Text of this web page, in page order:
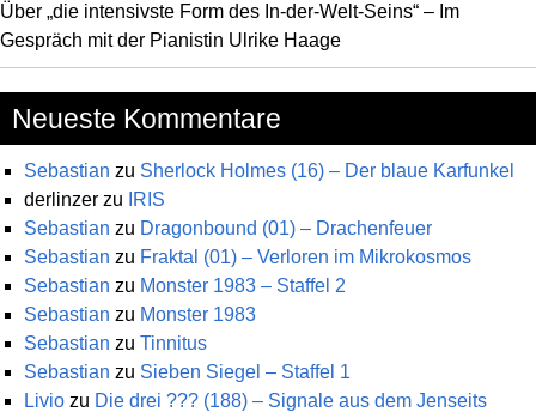
Über „die intensivste Form des In-der-Welt-Seins“ – Im
Gespräch mit der Pianistin Ulrike Haage
Neueste Kommentare
Sebastian zu Sherlock Holmes (16) – Der blaue Karfunkel
derlinzer zu
IRIS
Sebastian zu Dragonbound (01) – Drachenfeuer
Sebastian zu Fraktal (01) – Verloren im Mikrokosmos
Sebastian zu Monster 1983 – Staffel 2
Sebastian zu Monster 1983
Sebastian zu Tinnitus
Sebastian zu Sieben Siegel – Staffel 1
Livio zu Die drei ??? (188) – Signale aus dem Jenseits